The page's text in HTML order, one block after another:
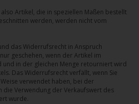
Artikel, die in speziellen Maßen bestellt
werden, werden nicht vom
das Widerrufsrecht in Anspruch
geschehen, wenn der Artikel im
und in der gleichen Menge retourniert wird
Das Widerrufsrecht verfällt, wenn Sie
verwendet haben, bei der
die Verwendung der Verkaufswert des
wurde.